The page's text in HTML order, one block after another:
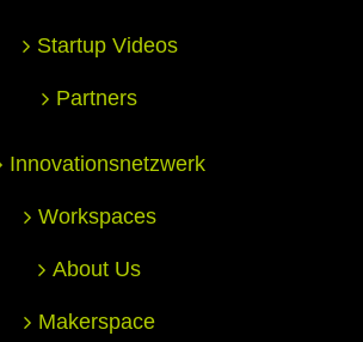
Startup Videos
Partners
Innovationsnetzwerk
Workspaces
About Us
Makerspace